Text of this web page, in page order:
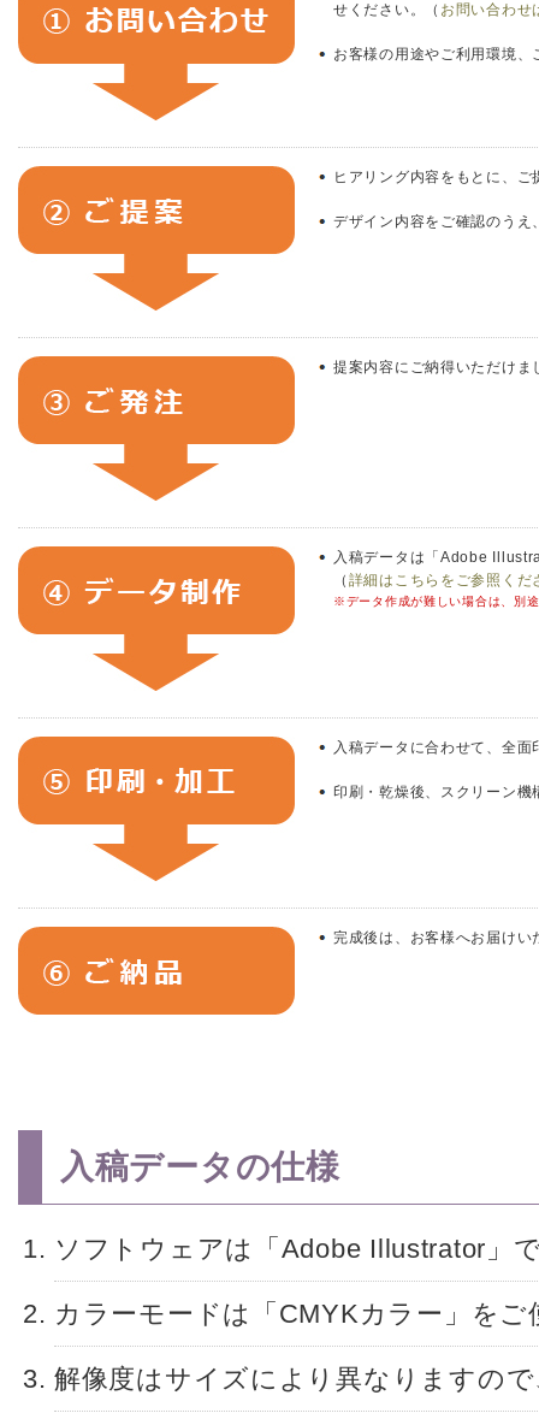
せください。（ お問い合わせ
お客様の用途やご利用環境
ヒアリング内容をもとに、
デザイン内容をご確認のう
提案内容にご納得いただけ
入稿データは「Adobe
（ 詳細はこちらをご参照くだ
※データ作成が難しい場合は、別
入稿データに合わせて、全
印刷・乾燥後、スクリーン
完成後は、お客様へお届けい
入稿データの仕様
ソフトウェアは「Adobe Illustrator」
カラーモードは「CMYKカラー」をご
解像度はサイズにより異なりますの